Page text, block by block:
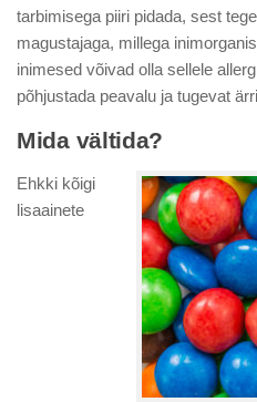
tarbimisega piiri pidada, sest
magustajaga, millega
inimesed võivad olla sellele
põhjustada peavalu ja tugevat
Mida vältida?
Ehkki kõigi
lisaainete